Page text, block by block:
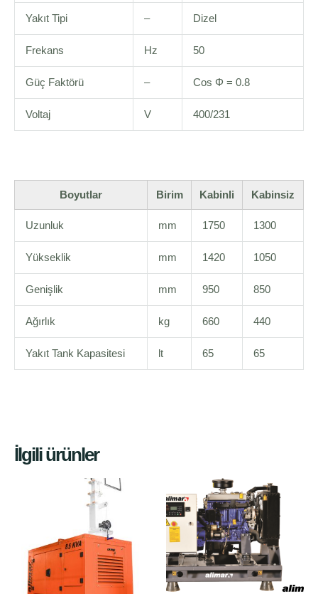
Yakıt Tipi – Dizel
Frekans Hz 50
Güç Faktörü – Cos Φ = 0.8
Voltaj V 400/231
Boyutlar Birim Kabinli Kabinsiz
Uzunluk mm 1750 1300
Yükseklik mm 1420 1050
Genişlik mm 950 850
Ağırlık kg 660 440
Yakıt Tank Kapasitesi lt 65 65
İlgili ürünler